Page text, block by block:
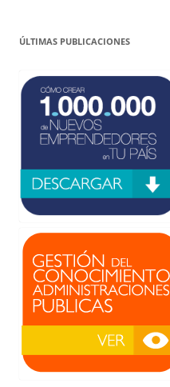
ÚLTIMAS PUBLICACIONES